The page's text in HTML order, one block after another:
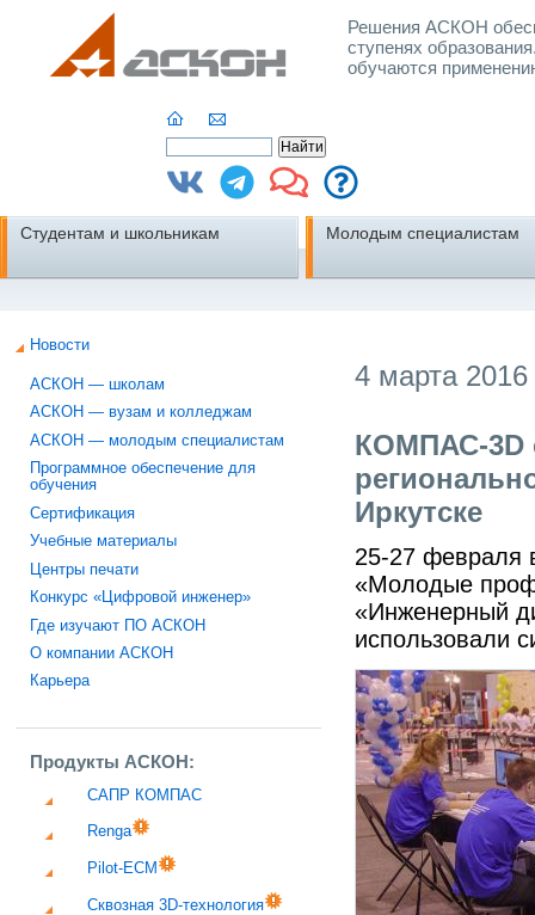
Решения АСКОН
ступенях
обучаются
Студентам и школьникам Молодым специалистам
Новости
АСКОН — школам
АСКОН — вузам и колледжам
АСКОН — молодым специалистам
Программное обеспечение для
обучения
Сертификация
Учебные материалы
Центры печати
Конкурс «Цифровой инженер»
Где изучают ПО АСКОН
О компании АСКОН
Карьера
Продукты АСКОН:
САПР КОМПАС
Renga
Pilot-ECM
Сквозная 3D-технология
4 марта 2016
КОМПАС-3D
Иркутске
25-27 февраля
«Молодые
«Инженерный
использовали